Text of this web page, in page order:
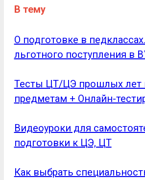
В тему
О подготовке в
льготного поступления в
Тесты ЦТ/ЦЭ прошлых лет
предметам + Онлайн-
Видеоуроки для
подготовки к ЦЭ, ЦТ
Как выбрать